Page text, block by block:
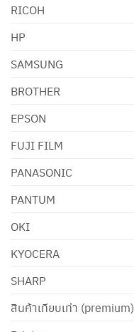
RICOH
HP
SAMSUNG
BROTHER
EPSON
FUJI FILM
PANASONIC
PANTUM
OKI
KYOCERA
SHARP
สินค้าเทียบเท่า (premium)